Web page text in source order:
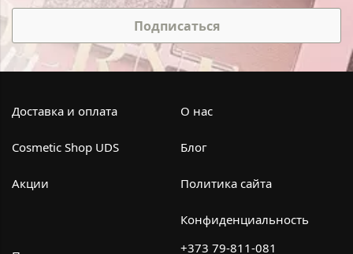
Подписаться
Доставка и оплата
Cosmetic Shop UDS
Акции
О нас
Блог
Политика сайта
Конфиденциальность
+373 79-811-081